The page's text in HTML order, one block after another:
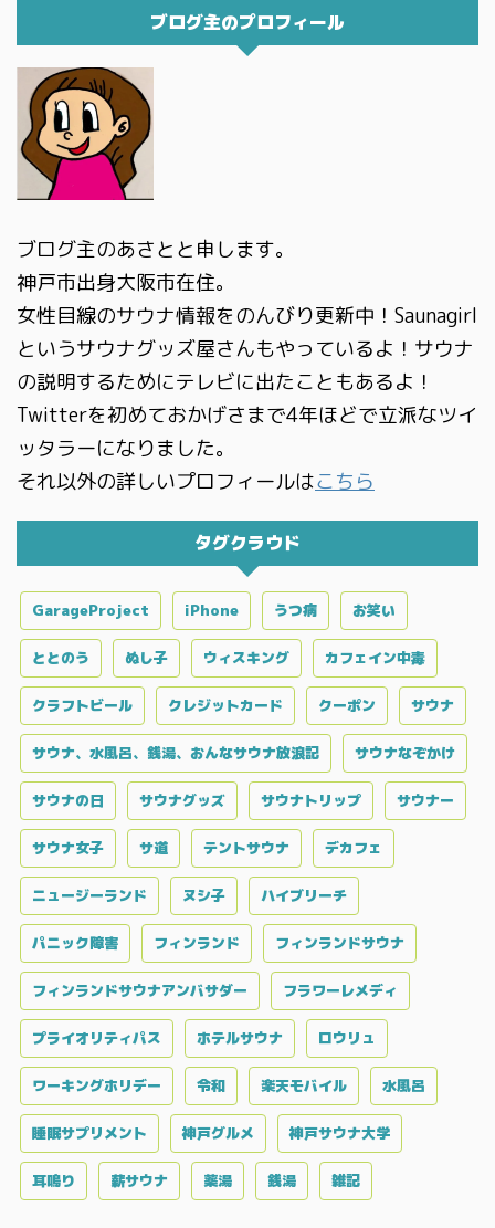
ブログ主のプロフィール
ブログ主のあさとと申します。
神戸市出身大阪市在住。
女性目線のサウナ情報をのんびり更新中！Saunagirl
というサウナグッズ屋さんもやっているよ！サウナ
の説明するためにテレビに出たこともあるよ！
Twitterを初めておかげさまで4年ほどで立派なツイ
ッタラーになりました。
それ以外の詳しいプロフィールはこちら
タグクラウド
GarageProject iPhone うつ病 お笑い
ととのう ぬし子 ウィスキング カフェイン中毒
クラフトビール クレジットカード クーポン サウナ
サウナ、水風呂、銭湯、おんなサウナ放浪記 サウナなぞかけ
サウナの日 サウナグッズ サウナトリップ サウナー
サウナ女子 サ道 テントサウナ デカフェ
ニュージーランド ヌシ子 ハイブリーチ
パニック障害 フィンランド フィンランドサウナ
フィンランドサウナアンバサダー フラワーレメディ
プライオリティパス ホテルサウナ ロウリュ
ワーキングホリデー 令和 楽天モバイル 水風呂
睡眠サプリメント 神戸グルメ 神戸サウナ大学
耳鳴り 薪サウナ 薬湯 銭湯 雑記